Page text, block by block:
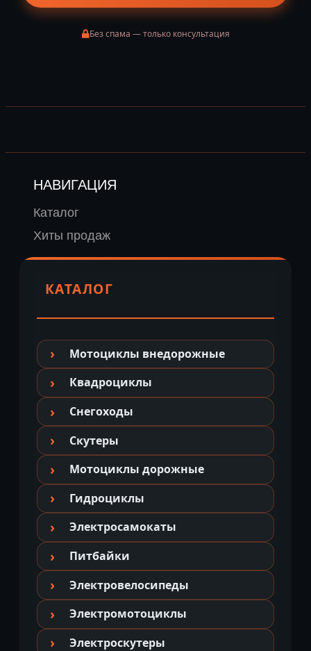
Без спама — только консультация
НАВИГАЦИЯ
Каталог
Хиты продаж
КАТАЛОГ
Мотоциклы внедорожные
Квадроциклы
Снегоходы
Скутеры
Мотоциклы дорожные
Гидроциклы
Электросамокаты
Питбайки
Электровелосипеды
Электромотоциклы
Электроскутеры